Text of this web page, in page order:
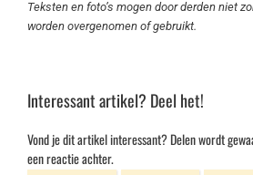
Teksten en foto’s mogen door derden niet
worden overgenomen of gebruikt.
Interessant artikel? Deel het!
Vond je dit artikel interessant? Delen wordt
een reactie achter.